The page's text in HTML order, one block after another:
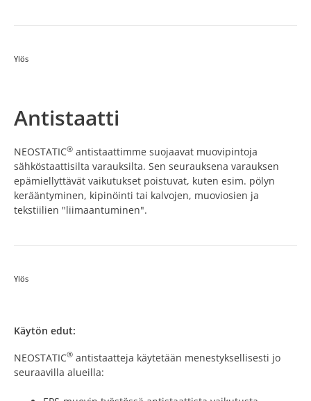
Ylös
Antistaatti
NEOSTATIC® antistaattimme suojaavat muovipintoja
sähköstaattisilta varauksilta. Sen seurauksena varauksen
epämiellyttävät vaikutukset poistuvat, kuten esim. pölyn
kerääntyminen, kipinöinti tai kalvojen, muoviosien ja
tekstiilien "liimaantuminen".
Ylös
Käytön edut:
NEOSTATIC® antistaatteja käytetään menestyksellisesti jo
seuraavilla alueilla: